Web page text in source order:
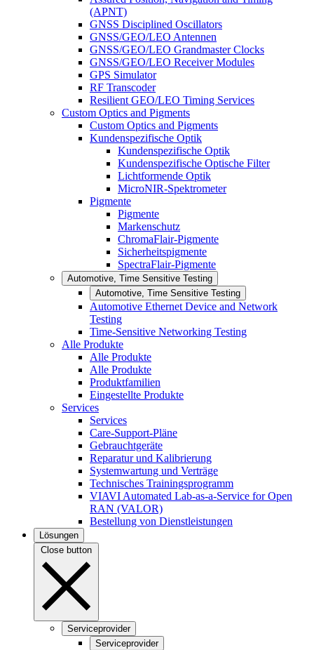
(APNT)
GNSS Disciplined Oscillators
GNSS/GEO/LEO Antennen
GNSS/GEO/LEO Grandmaster Clocks
GNSS/GEO/LEO Receiver Modules
GPS Simulator
RF Transcoder
Resilient GEO/LEO Timing Services
Custom Optics and Pigments
Custom Optics and Pigments
Kundenspezifische Optik
Kundenspezifische Optik
Kundenspezifische Optische Filter
Lichtformende Optik
MicroNIR-Spektrometer
Pigmente
Pigmente
Markenschutz
ChromaFlair-Pigmente
Sicherheitspigmente
SpectraFlair-Pigmente
Automotive, Time Sensitive Testing
Automotive, Time Sensitive Testing
Automotive Ethernet Device and Network
Testing
Time-Sensitive Networking Testing
Alle Produkte
Alle Produkte
Alle Produkte
Produktfamilien
Eingestellte Produkte
Services
Services
Care-Support-Pläne
Gebrauchtgeräte
Reparatur und Kalibrierung
Systemwartung und Verträge
Technisches Trainingsprogramm
VIAVI Automated Lab-as-a-Service for Open
RAN (VALOR)
Bestellung von Dienstleistungen
Lösungen
Close button
Serviceprovider
Serviceprovider